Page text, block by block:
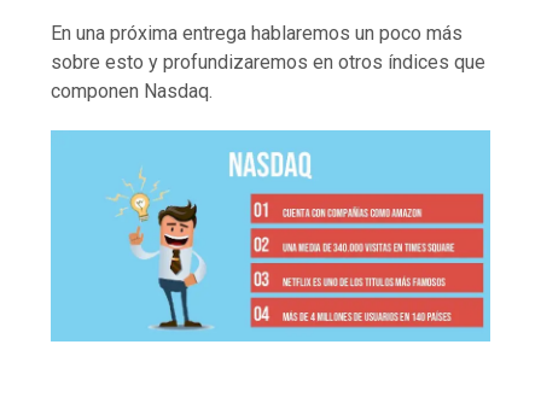
En una próxima entrega hablaremos un poco más
sobre esto y profundizaremos en otros índices que
componen Nasdaq.